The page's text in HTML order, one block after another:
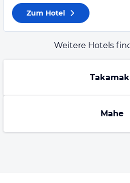
Zum Hotel
Weitere Hotels
Mahe